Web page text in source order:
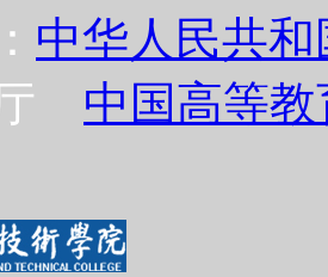
中华人民共
中国高等